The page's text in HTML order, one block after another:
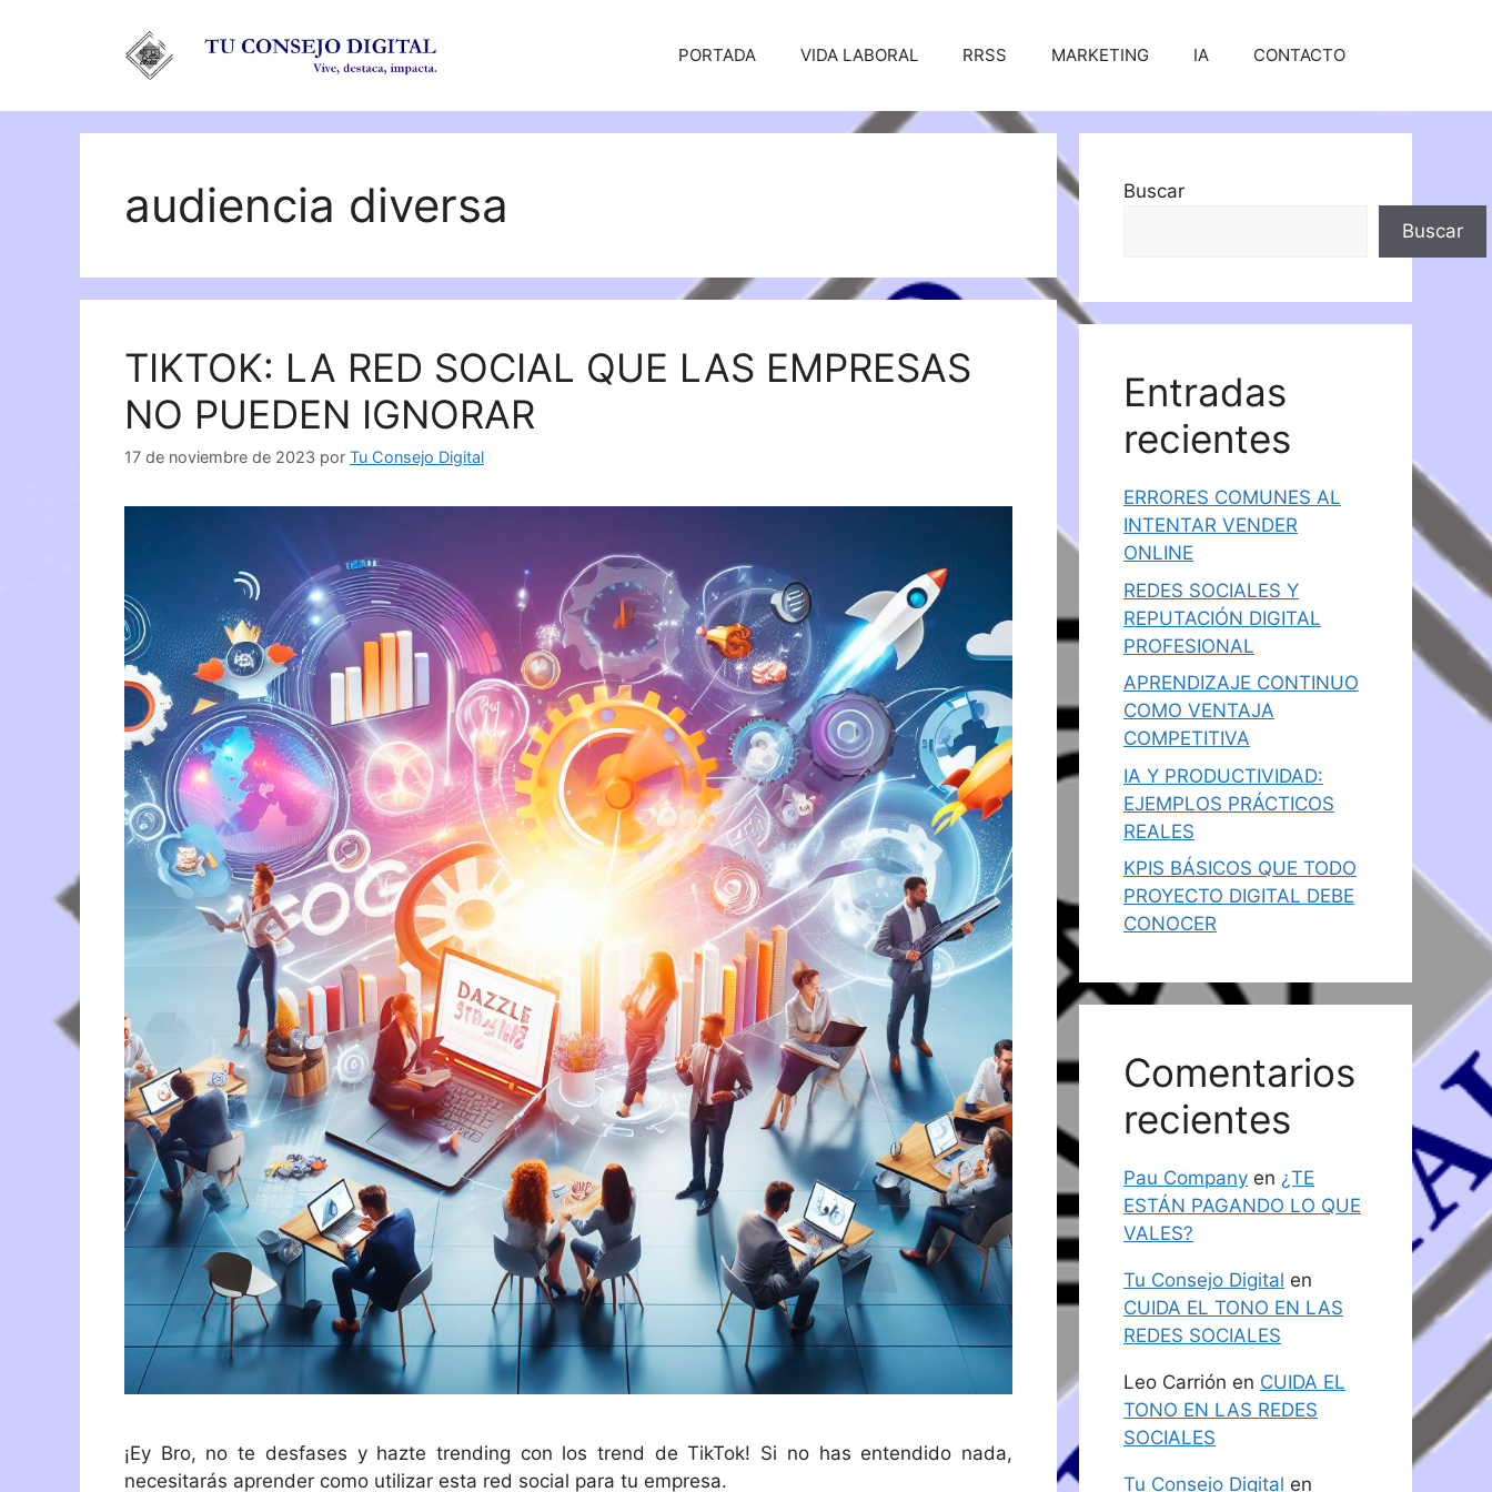
PORTADA VIDA LABORAL RRSS MARKETING IA CONTACTO
audiencia diversa
TIKTOK: LA RED SOCIAL QUE LAS EMPRESAS
NO PUEDEN IGNORAR
17 de noviembre de 2023 por Tu Consejo Digital
¡Ey Bro, no te desfases y hazte trending con los trend de TikTok! Si no has entendido nada,
necesitarás aprender como utilizar esta red social para tu empresa.
Buscar
Buscar
Entradas
recientes
ERRORES COMUNES AL
INTENTAR VENDER
ONLINE
REDES SOCIALES Y
REPUTACIÓN DIGITAL
PROFESIONAL
APRENDIZAJE CONTINUO
COMO VENTAJA
COMPETITIVA
IA Y PRODUCTIVIDAD:
EJEMPLOS PRÁCTICOS
REALES
KPIS BÁSICOS QUE TODO
PROYECTO DIGITAL DEBE
CONOCER
Comentarios
recientes
Pau Company en ¿TE
ESTÁN PAGANDO LO QUE
VALES?
Tu Consejo Digital en
CUIDA EL TONO EN LAS
REDES SOCIALES
Leo Carrión en CUIDA EL
TONO EN LAS REDES
SOCIALES
Tu Consejo Digital en